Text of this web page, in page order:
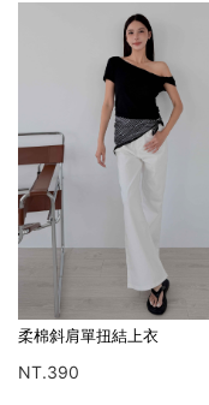
柔棉斜肩單扭結上衣
NT.390